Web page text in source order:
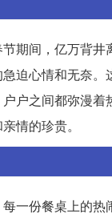
期间，亿万背
迫心情和无奈
户之间都弥漫着
情的珍贵。
一份餐桌上的